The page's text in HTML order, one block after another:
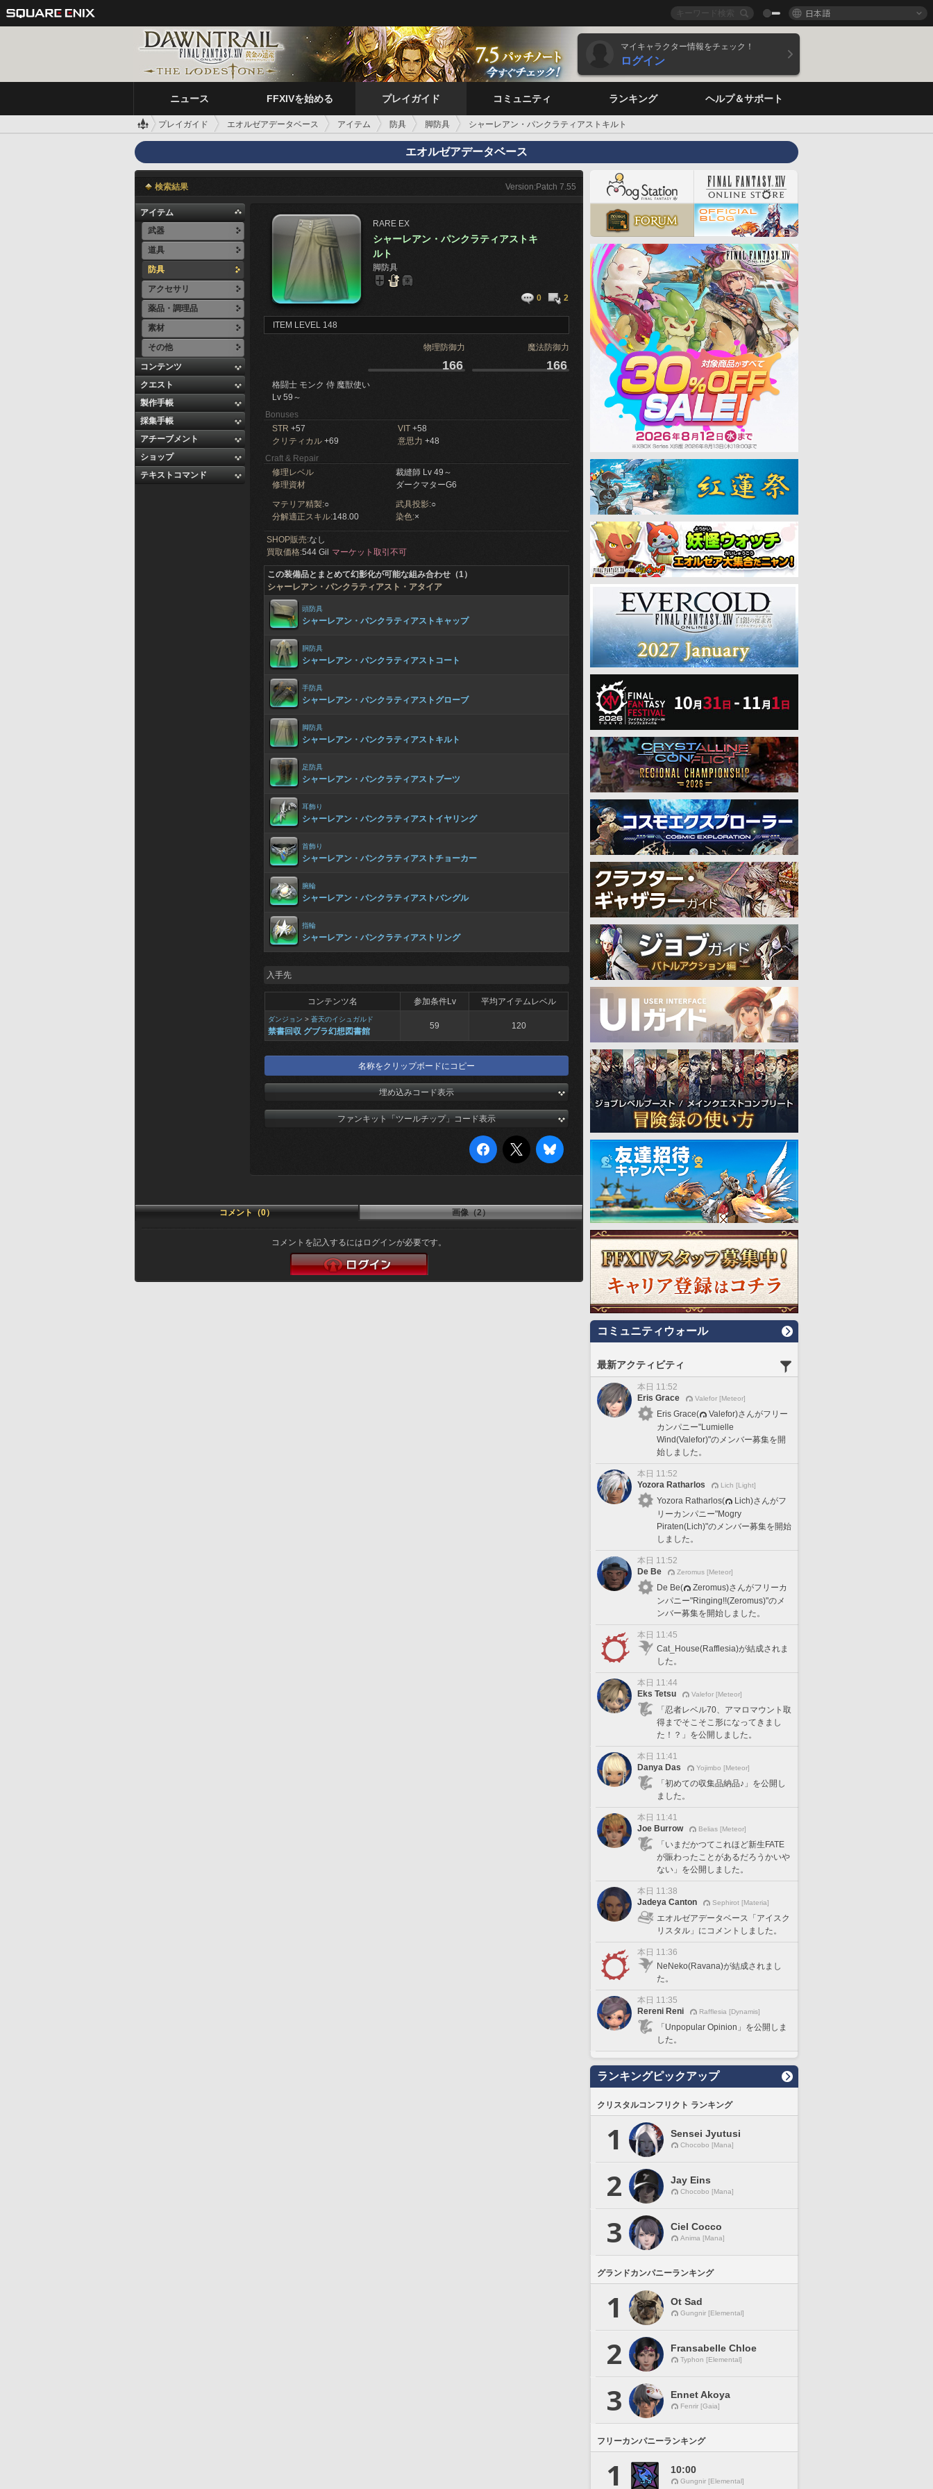
日本語
マイキャラクター情報をチェック！
ログイン
ニュース FFXIVを始める プレイガイド コミュニティ ランキング ヘルプ＆サポート
プレイガイド エオルゼアデータベース アイテム 防具 脚防具 シャーレアン・パンクラティアストキルト
エオルゼアデータベース
検索結果 Version:Patch 7.55
アイテム
武器
道具
防具
アクセサリ
薬品・調理品
素材
その他
コンテンツ
クエスト
製作手帳
採集手帳
アチーブメント
ショップ
テキストコマンド
RARE EX
シャーレアン・パンクラティアストキ
ルト
脚防具
0 2
ITEM LEVEL 148
物理防御力 魔法防御力
166 166
格闘士 モンク 侍 魔獣使い
Lv 59～
Bonuses
STR +57 VIT +58
クリティカル +69 意思力 +48
Craft & Repair
修理レベル
裁縫師 Lv 49～
修理資材
ダークマターG6
マテリア精製:○ 武具投影:○
分解適正スキル:148.00 染色:×
SHOP販売:なし
買取価格:544 Gil マーケット取引不可
この装備品とまとめて幻影化が可能な組み合わせ（1）
シャーレアン・パンクラティアスト・アタイア
頭防具
シャーレアン・パンクラティアストキャップ
胴防具
シャーレアン・パンクラティアストコート
手防具
シャーレアン・パンクラティアストグローブ
脚防具
シャーレアン・パンクラティアストキルト
足防具
シャーレアン・パンクラティアストブーツ
耳飾り
シャーレアン・パンクラティアストイヤリング
首飾り
シャーレアン・パンクラティアストチョーカー
腕輪
シャーレアン・パンクラティアストバングル
指輪
シャーレアン・パンクラティアストリング
入手先
コンテンツ名 参加条件Lv 平均アイテムレベル
ダンジョン > 蒼天のイシュガルド
禁書回収 グブラ幻想図書館
59 120
名称をクリップボードにコピー
埋め込みコード表示
ファンキット「ツールチップ」コード表示
コメント（0） 画像（2）
コメントを記入するにはログインが必要です。
コミュニティウォール
最新アクティビティ
本日 11:52
Eris Grace
Valefor [Meteor]
Eris Grace(
Valefor)さんがフリー
カンパニー"Lumielle
Wind(Valefor)"のメンバー募集を開
始しました。
本日 11:52
Yozora Ratharlos
Lich [Light]
Yozora Ratharlos(
Lich)さんがフ
リーカンパニー"Mogry
Piraten(Lich)"のメンバー募集を開始
しました。
本日 11:52
De Be
Zeromus [Meteor]
De Be(
Zeromus)さんがフリーカ
ンパニー"Ringing!!(Zeromus)"のメ
ンバー募集を開始しました。
本日 11:45
Cat_House(Rafflesia)が結成されま
した。
本日 11:44
Eks Tetsu
Valefor [Meteor]
「忍者レベル70、アマロマウント取
得までそこそこ形になってきまし
た！？」を公開しました。
本日 11:41
Danya Das
Yojimbo [Meteor]
「初めての収集品納品♪」を公開し
ました。
本日 11:41
Joe Burrow
Belias [Meteor]
「いまだかつてこれほど新生FATE
が賑わったことがあるだろうかいや
ない」を公開しました。
本日 11:38
Jadeya Canton
Sephirot [Materia]
エオルゼアデータベース「アイスク
リスタル」にコメントしました。
本日 11:36
NeNeko(Ravana)が結成されまし
た。
本日 11:35
Rereni Reni
Rafflesia [Dynamis]
「Unpopular Opinion」を公開しま
した。
ランキングピックアップ
クリスタルコンフリクト ランキング
1 Sensei Jyutusi
Chocobo [Mana]
2 Jay Eins
Chocobo [Mana]
3 Ciel Cocco
Anima [Mana]
グランドカンパニーランキング
1 Ot Sad
Gungnir [Elemental]
2 Fransabelle Chloe
Typhon [Elemental]
3 Ennet Akoya
Fenrir [Gaia]
フリーカンパニーランキング
1 10:00
Gungnir [Elemental]